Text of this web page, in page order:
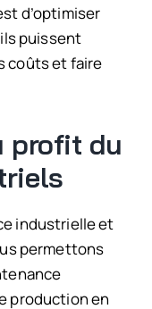
d’optimiser
puissent
coûts et faire
profit du
industrielle et
permettons
production en